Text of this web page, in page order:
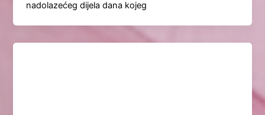
nadolazećeg dijela dana kojeg